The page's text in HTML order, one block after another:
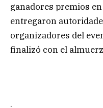
ganadores premios
entregaron
organizadores del
finalizó con el
.